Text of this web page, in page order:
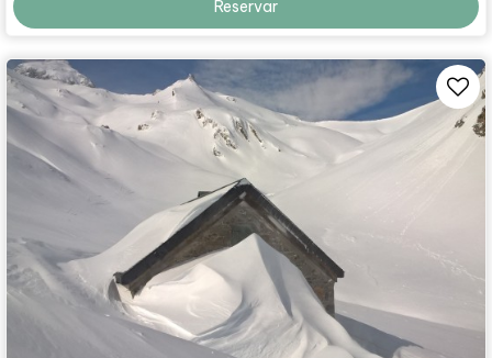
Reservar